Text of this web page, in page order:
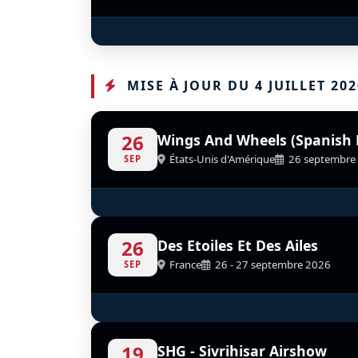
D
F-86 Sabre
MISE À JOUR DU 4 JUILLET
26
SEP
Wings And Wheels (Spanish
États-Unis d'Amérique 26
D
B-17G Flying Fortress
26
SEP
Des Etoiles Et Des Ailes
France 26 - 27 septembre 2026
S D
North American T-28A TrojanS D
Dash 8 Milan Sécurité Civile S D
Extra 260
SHG - Sivrihisar Airshow